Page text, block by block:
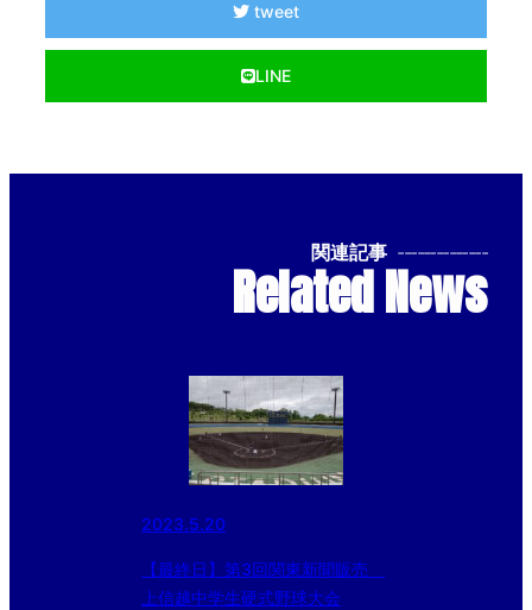
tweet
LINE
関連記事 --------------
Related News
2023.5.20
【最終日】第3回関東新聞販売
上信越中学生硬式野球大会